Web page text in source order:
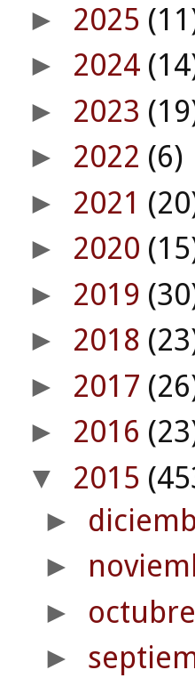
► 2025
► 2024
► 2023
► 2022 (6)
► 2021
► 2020
► 2019
► 2018
► 2017
► 2016
▼ 2015
►
►
► octubre
►